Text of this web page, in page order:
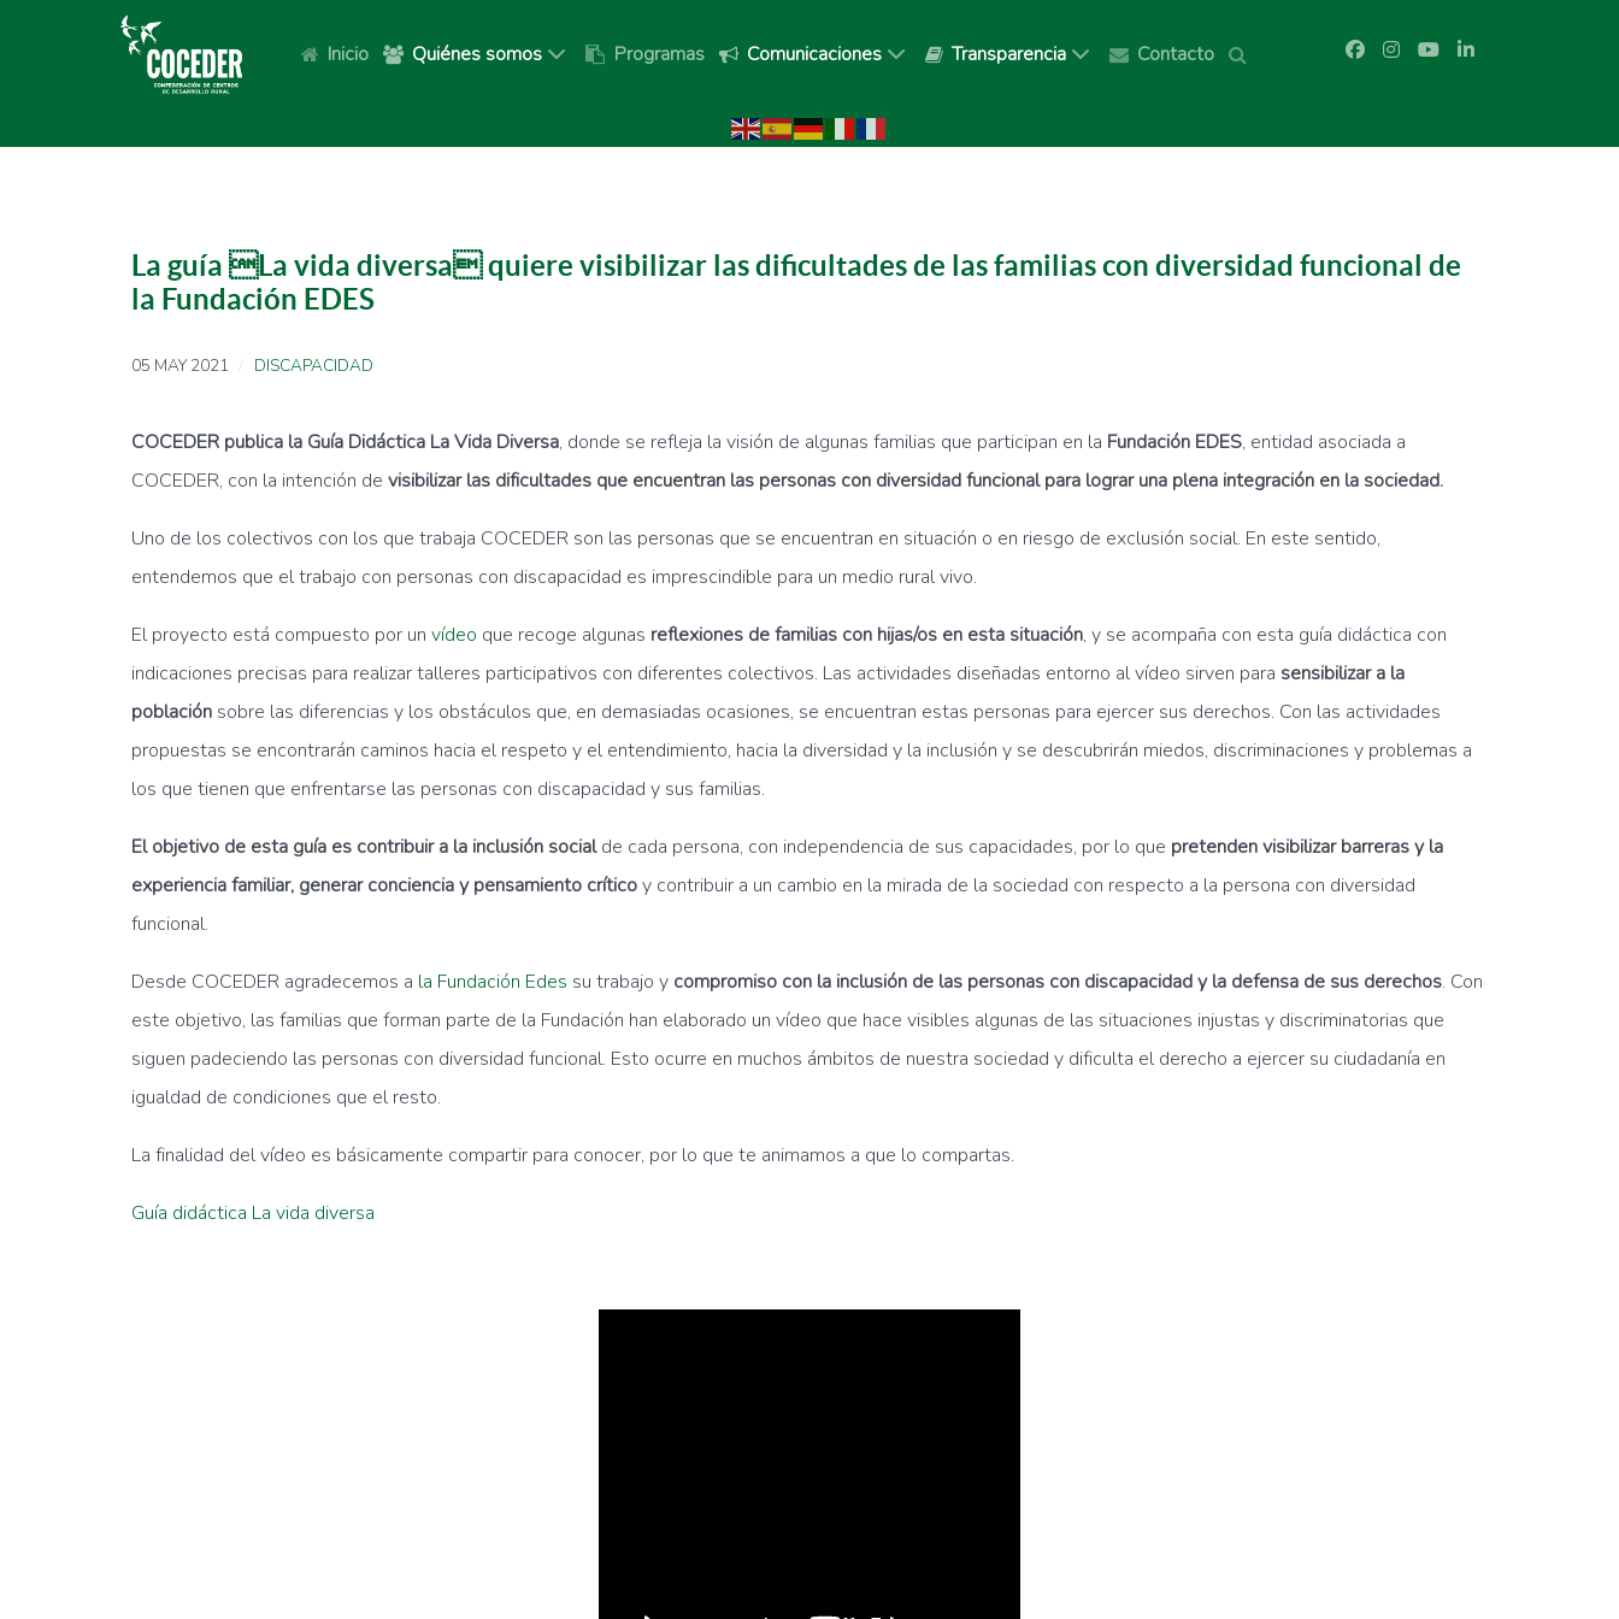
Inicio Quiénes somos Programas Comunicaciones Transparencia Contacto
La guía La vida diversa quiere visibilizar las dificultades de las familias con diversidad funcional de
la Fundación EDES
05 MAY 2021 DISCAPACIDAD
COCEDER publica la Guía Didáctica La Vida Diversa, donde se refleja la visión de algunas familias que participan en la Fundación EDES, entidad asociada a
COCEDER, con la intención de visibilizar las dificultades que encuentran las personas con diversidad funcional para lograr una plena integración en la sociedad.
Uno de los colectivos con los que trabaja COCEDER son las personas que se encuentran en situación o en riesgo de exclusión social. En este sentido,
entendemos que el trabajo con personas con discapacidad es imprescindible para un medio rural vivo.
El proyecto está compuesto por un vídeo que recoge algunas reflexiones de familias con hijas/os en esta situación, y se acompaña con esta guía didáctica con
indicaciones precisas para realizar talleres participativos con diferentes colectivos. Las actividades diseñadas entorno al vídeo sirven para sensibilizar a la
población sobre las diferencias y los obstáculos que, en demasiadas ocasiones, se encuentran estas personas para ejercer sus derechos. Con las actividades
propuestas se encontrarán caminos hacia el respeto y el entendimiento, hacia la diversidad y la inclusión y se descubrirán miedos, discriminaciones y problemas a
los que tienen que enfrentarse las personas con discapacidad y sus familias.
El objetivo de esta guía es contribuir a la inclusión socialde cada persona, con independencia de sus capacidades, por lo que pretenden visibilizar barreras y la
experiencia familiar, generar conciencia y pensamiento críticoy contribuir a un cambio en la mirada de la sociedad con respecto a la persona con diversidad
funcional.
Desde COCEDER agradecemos a la Fundación Edes su trabajo y compromiso con la inclusión de las personas con discapacidad y la defensa de sus derechos. Con
este objetivo, las familias que forman parte de la Fundación han elaborado un vídeo que hace visibles algunas de las situaciones injustas y discriminatorias que
siguen padeciendo las personas con diversidad funcional. Esto ocurre en muchos ámbitos de nuestra sociedad y dificulta el derecho a ejercer su ciudadanía en
igualdad de condiciones que el resto.
La finalidad del vídeo es básicamente compartir para conocer, por lo que te animamos a que lo compartas.
Guía didáctica La vida diversa